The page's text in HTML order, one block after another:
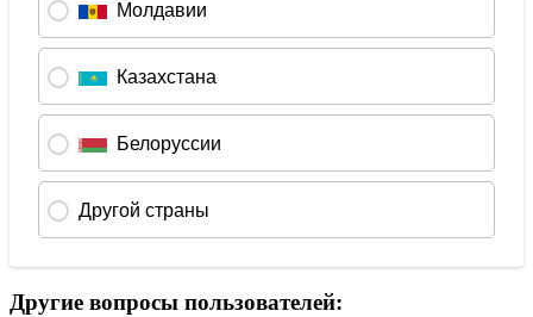
Другие вопросы пользователей: